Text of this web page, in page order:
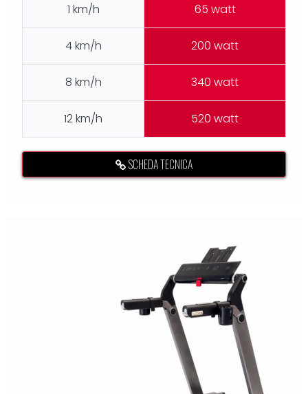
1 km/h 65 watt
4 km/h 200 watt
8 km/h 340 watt
12 km/h 520 watt
SCHEDA TECNICA